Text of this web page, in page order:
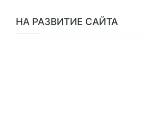
НА РАЗВИТИЕ САЙТА